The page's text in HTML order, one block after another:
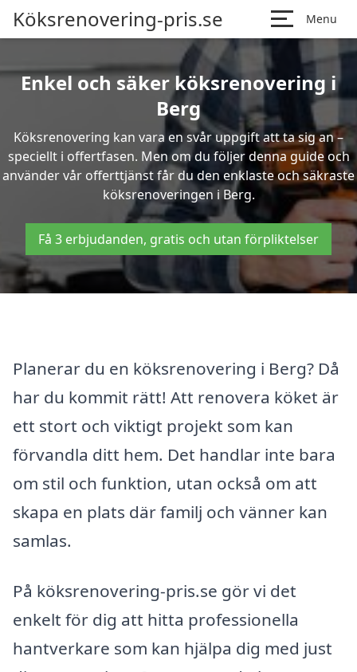
Köksrenovering-pris.se Menu
Enkel och säker köksrenovering i
Berg
Köksrenovering kan vara en svår uppgift att ta sig an –
speciellt i offertfasen. Men om du följer denna guide och
använder vår offerttjänst får du den enklaste och säkraste
köksrenoveringen i Berg.
Få 3 erbjudanden, gratis och utan förpliktelser
Planerar du en köksrenovering i Berg? Då
har du kommit rätt! Att renovera köket är
ett stort och viktigt projekt som kan
förvandla ditt hem. Det handlar inte bara
om stil och funktion, utan också om att
skapa en plats där familj och vänner kan
samlas.
På köksrenovering-pris.se gör vi det
enkelt för dig att hitta professionella
hantverkare som kan hjälpa dig med just